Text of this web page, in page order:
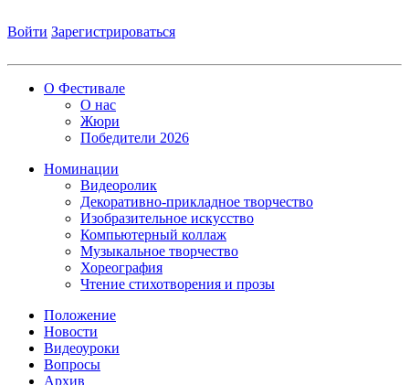
Войти Зарегистрироваться
О Фестивале
О нас
Жюри
Победители 2026
Номинации
Видеоролик
Декоративно-прикладное творчество
Изобразительное искусство
Компьютерный коллаж
Музыкальное творчество
Хореография
Чтение стихотворения и прозы
Положение
Новости
Видеоуроки
Вопросы
Архив